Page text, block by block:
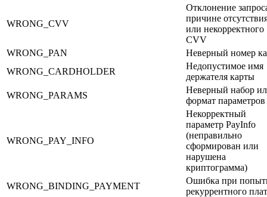
WRONG_CVV
Отклонение
причине
или некорректного
CVV
WRONG_PAN
Неверный номер
WRONG_CARDHOLDER
Недопустимое имя
держателя карты
WRONG_PARAMS
Неверный набор
формат параметров
WRONG_PAY_INFO
Некорректный
параметр PayInfo
(неправильно
сформирован или
нарушена
криптограмма)
WRONG_BINDING_PAYMENT
Ошибка при
рекуррентного